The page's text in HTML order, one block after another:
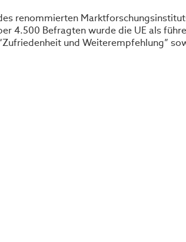
renommierten
4.500 Befragten wurde die UE als
und Weiterempfehlung”